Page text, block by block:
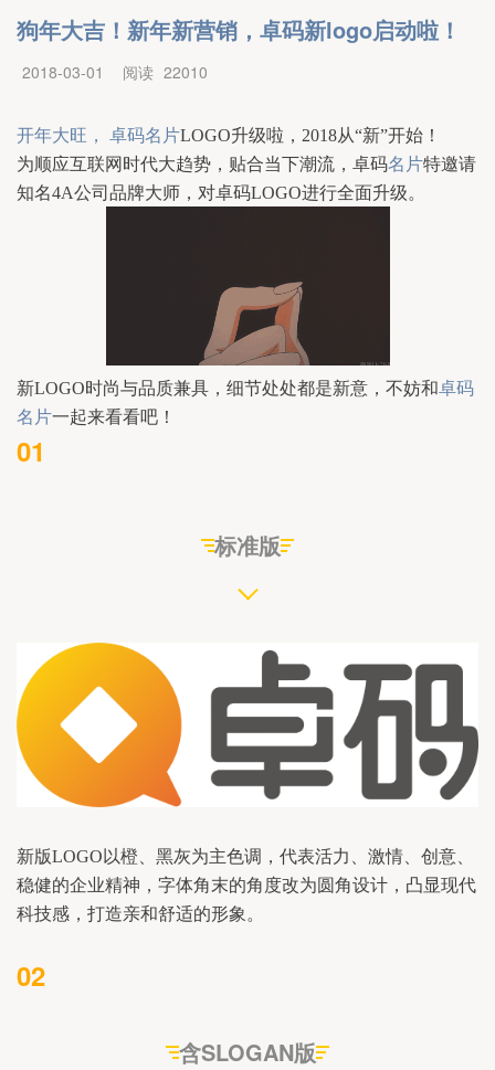
狗年大吉！新年新营销，卓码新logo启动啦！
2018-03-01 阅读 22010
开年大旺， 卓码名片LOGO升级啦， 2018从“新”开始！
为顺应互联网时代大趋势， 贴合当下潮流， 卓码名片特邀请
知名4A公司品牌大师， 对卓码LOGO进行全面升级。
新LOGO时尚与品质兼具，细节处处都是新意，不妨和卓码
名片一起来看看吧！
01
标准版
新版LOGO以橙、黑灰为主色调， 代表活力、激情、创意、
稳健的企业精神， 字体角末的角度改为圆角设计，凸显现代
科技感，打造亲和舒适的形象。
02
含SLOGAN版